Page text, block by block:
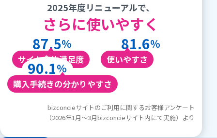
2025年度リニューアルで、
さらに使いやすく
87.5%
サイト全体満足度
90.1%
購入手続きの分かりやすさ
81.6%
使いやすさ
bizconcieサイトのご利用に関するお客様アンケート
（2026年1月～3月bizconcieサイト内にて実施）より